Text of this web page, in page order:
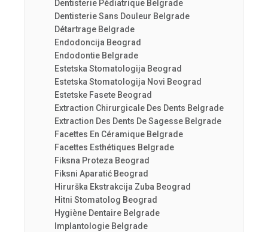
Dentisterie Pédiatrique Belgrade
Dentisterie Sans Douleur Belgrade
Détartrage Belgrade
Endodoncija Beograd
Endodontie Belgrade
Estetska Stomatologija Beograd
Estetska Stomatologija Novi Beograd
Estetske Fasete Beograd
Extraction Chirurgicale Des Dents Belgrade
Extraction Des Dents De Sagesse Belgrade
Facettes En Céramique Belgrade
Facettes Esthétiques Belgrade
Fiksna Proteza Beograd
Fiksni Aparatić Beograd
Hirurška Ekstrakcija Zuba Beograd
Hitni Stomatolog Beograd
Hygiène Dentaire Belgrade
Implantologie Belgrade